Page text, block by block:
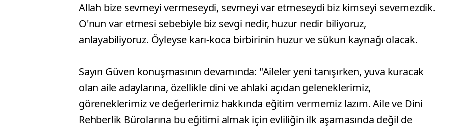
Allah bize sevmeyi vermeseydi, sevmeyi var etmeseydi biz kimseyi sevemezdik.
O'nun var etmesi sebebiyle biz sevgi nedir, huzur nedir biliyoruz,
anlayabiliyoruz. Öyleyse karı-koca birbirinin huzur ve sükun kaynağı olacak.
Sayın Güven konuşmasının devamında: "Aileler yeni tanışırken, yuva kuracak
olan aile adaylarına, özellikle dini ve ahlaki açıdan geleneklerimiz,
göreneklerimiz ve değerlerimiz hakkında eğitim vermemiz lazım. Aile ve Dini
Rehberlik Bürolarına bu eğitimi almak için evliliğin ilk aşamasında değil de